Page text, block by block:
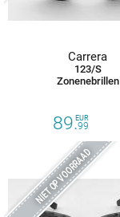
Carrera
123/S
Zonenebrillen
89.99
EUR
NIET OP VOORRAAD